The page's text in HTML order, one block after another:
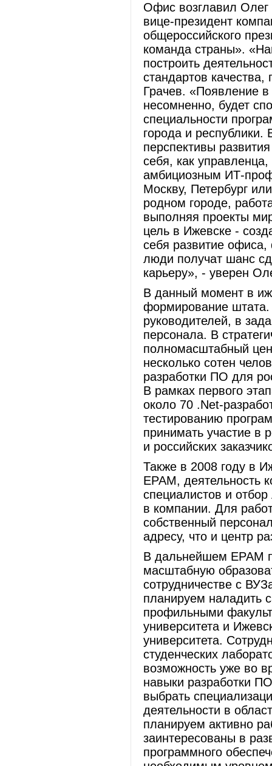
Офис возглавил Олег
вице-президент
общероссийского
команда страны».
построить
стандартов
Грачев. «Появление
несомненно, будет
специальности
города и
перспективы
себя, как
амбициозным ИТ-
Москву, Петербург
родном городе,
выполняя проекты
цель в Ижевске -
себя развитие
люди получат шанс
карьеру», - уверен
В данный момент в
формирование
руководителей, в
персонала. В
полномасштабный
несколько сотен
разработки ПО для
В рамках первого
около 70 .Net-
тестированию
принимать участие в
и российских
Также в 2008 году в
ЕРАМ, деятельность
специалистов и
в компании. Для
собственный
адресу, что и центр
В дальнейшем ЕРАМ
масштабную
сотрудничестве с
планируем наладить
профильными
университета и
университета.
студенческих
возможность уже во
навыки разработки
выбрать
деятельности в
планируем активно
заинтересованы в
программного